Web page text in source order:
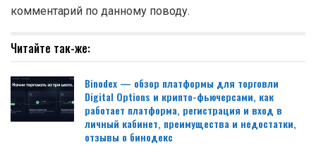
комментарий по данному поводу.
Читайте так-же:
Binodex — обзор платформы для торговли
Digital Options и крипто-фьючерсами, как
работает платформа, регистрация и вход в
личный кабинет, преимущества и недостатки,
отзывы о бинодекс